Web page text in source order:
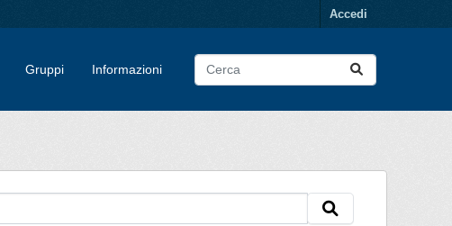
Accedi
Gruppi Informazioni